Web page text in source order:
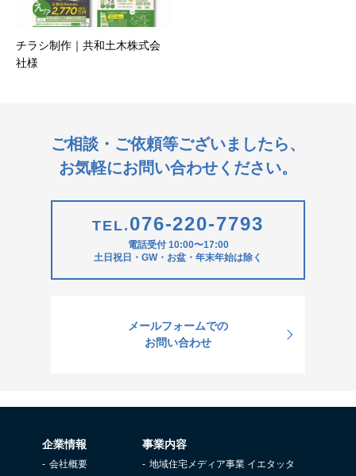
チラシ制作｜共和土木株式会
社様
ご相談・ご依頼等ございましたら、
お気軽にお問い合わせください。
TEL. 076-220-7793
電話受付 10:00〜17:00
土日祝日・GW・お盆・年末年始は除く
メールフォームでの
お問い合わせ
企業情報
会社概要
事業内容
地域住宅メディア事業 イエタッタ